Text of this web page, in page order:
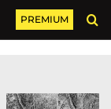
PREMIUM